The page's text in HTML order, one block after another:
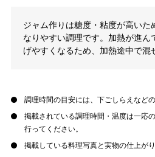
ジャム作りは糖度・粘度が高いた
なりやすい調理です。加熱が進ん
げやすくなるため、加熱途中で混
調理時間の目安には、下ごしらえなど
掲載されている調理時間・温度は一応
行ってください。
掲載している料理写真と実物の仕上が